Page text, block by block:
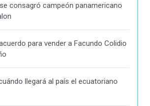
consagró campeón panamericano
para vender a Facundo Colidio
llegará al país el ecuatoriano